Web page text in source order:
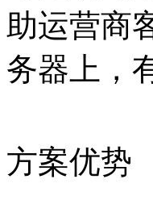
助运营商
务器上
方案优势